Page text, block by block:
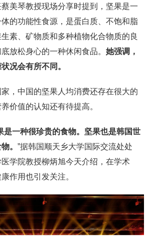
美琴教授现场分享时提到，坚果是一
的功能性食源，是蛋白质、不饱和脂
素、矿物质和多种植物化合物质的良
放松身心的一种休闲食品。 她强调，
况会有所不同。
，中国的坚果人均消费还存在很大的
价值的认知还有待提高。
是一种很珍贵的食物。坚果也是韩国世
。 ”据韩国顺天乡大学国际交流处处
学院教授柳炳旭今天介绍，在学术
作用也引发关注。